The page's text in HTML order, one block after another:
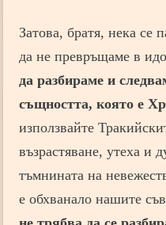
Затова, братя, нека се
да не превръщаме в
да разбираме и
същността, която е
използвайте
възрастяване, утеха и
тъмнината на
е обхванало нашите